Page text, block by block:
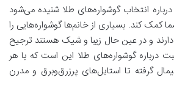
درباره انتخاب گوشواره‌های طلا شنیده می‌شود
کمک کند. بسیاری از خانم‌ها گوشواره‌هایی را
دارند و در عین حال زیبا و شیک هستند ترجیح
درباره گوشواره‌های طلا این است که با هر
گرفته تا استایل‌های پرزرق‌وبرق و مدرن